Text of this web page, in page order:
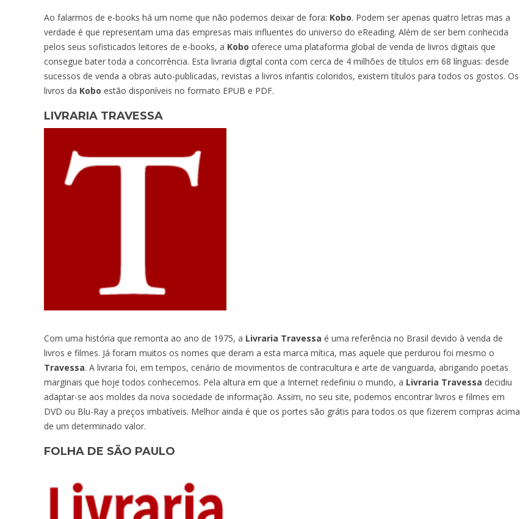
Ao falarmos de e-books há um nome que não podemos deixar de fora: Kobo. Podem ser apenas quatro letras mas a
verdade é que representam uma das empresas mais influentes do universo do eReading. Além de ser bem conhecida
pelos seus sofisticados leitores de e-books, a Kobo oferece uma plataforma global de venda de livros digitais que
consegue bater toda a concorrência. Esta livraria digital conta com cerca de 4 milhões de títulos em 68 línguas: desde
sucessos de venda a obras auto-publicadas, revistas a livros infantis coloridos, existem títulos para todos os gostos. Os
livros da Kobo estão disponíveis no formato EPUB e PDF.
LIVRARIA TRAVESSA
Com uma história que remonta ao ano de 1975, a Livraria Travessa é uma referência no Brasil devido à venda de
livros e filmes. Já foram muitos os nomes que deram a esta marca mítica, mas aquele que perdurou foi mesmo o
Travessa. A livraria foi, em tempos, cenário de movimentos de contracultura e arte de vanguarda, abrigando poetas
marginais que hoje todos conhecemos. Pela altura em que a Internet redefiniu o mundo, a Livraria Travessa decidiu
adaptar-se aos moldes da nova sociedade de informação. Assim, no seu site, podemos encontrar livros e filmes em
DVD ou Blu-Ray a preços imbatíveis. Melhor ainda é que os portes são grátis para todos os que fizerem compras acima
de um determinado valor.
FOLHA DE SÃO PAULO